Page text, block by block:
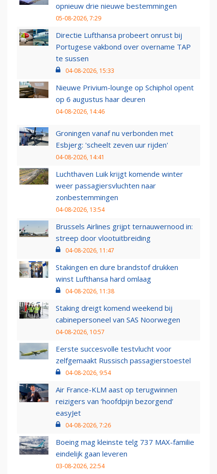
opnieuw drie nieuwe bestemmingen
05-08-2026, 7:29
Directie Lufthansa probeert onrust bij
Portugese vakbond over overname TAP
te sussen
04-08-2026, 15:33
Nieuwe Privium-lounge op Schiphol opent
op 6 augustus haar deuren
04-08-2026, 14:46
Groningen vanaf nu verbonden met
Esbjerg: 'scheelt zeven uur rijden'
04-08-2026, 14:41
Luchthaven Luik krijgt komende winter
weer passagiersvluchten naar
zonbestemmingen
04-08-2026, 13:54
Brussels Airlines grijpt ternauwernood in:
streep door vlootuitbreiding
04-08-2026, 11:47
Stakingen en dure brandstof drukken
winst Lufthansa hard omlaag
04-08-2026, 11:38
Staking dreigt komend weekend bij
cabinepersoneel van SAS Noorwegen
04-08-2026, 10:57
Eerste succesvolle testvlucht voor
zelfgemaakt Russisch passagierstoestel
04-08-2026, 9:54
Air France-KLM aast op terugwinnen
reizigers van ‘hoofdpijn bezorgend’
easyJet
04-08-2026, 7:26
Boeing mag kleinste telg 737 MAX-familie
eindelijk gaan leveren
03-08-2026, 22:54